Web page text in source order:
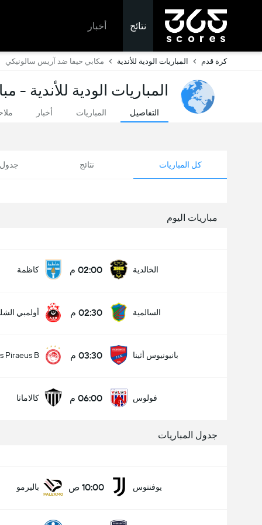
نتائج أخبار
كرة قدم المباريات الودية للأندية مكابي حيفا ضد آريس سالونيكي
المباريات الودية للأندية -
التفاصيل المباريات أخبار
كل المباريات نتائج جدول
مباريات اليوم
الخالدية 02:00 م كاظمة
السالمية 02:30 م أولمبي
بانيونيوس أثينا 03:30 م Piraeus B
فولوس 06:00 م كالاماتا
جدول المباريات
يوفنتوس 10:00 ص باليرمو